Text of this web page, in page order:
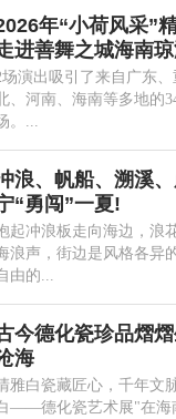
年“小荷风采”
进善舞之城海南
场演出吸引了来自广东
、河南、海南等多地的
。...
浪、帆船、溯溪
“勇闯”一夏!
起冲浪板走向海边，浪
浪声，街边是风格各异
由的...
今德化瓷珍品熠
海
雅白瓷藏匠心，千年文
——德化瓷艺术展"在海